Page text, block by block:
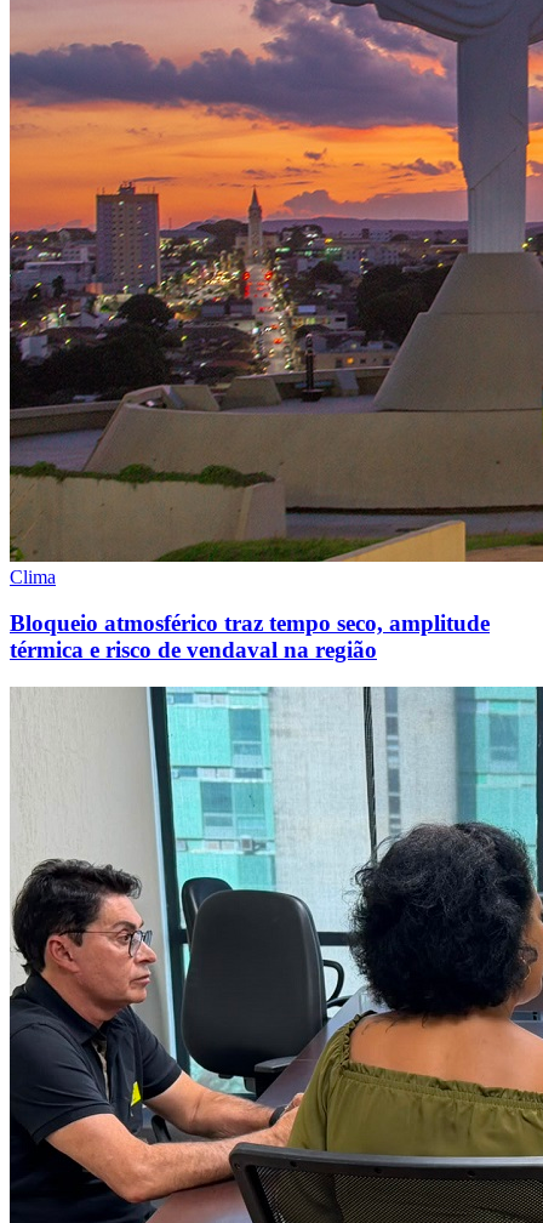
Clima
Bloqueio atmosférico traz tempo seco, amplitude
térmica e risco de vendaval na região